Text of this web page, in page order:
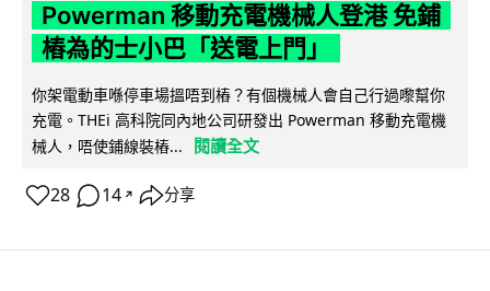
Powerman 移動充電機械人登港 免鋪
樁為的士小巴「送電上門」
你架電動車喺停車場搵唔到樁？有個機械人會自己行過嚟幫你
充電。THEi 高科院同內地公司研發出 Powerman 移動充電機
械人，唔使鋪線裝樁...
閱讀全文
28 14 ↗ 分享